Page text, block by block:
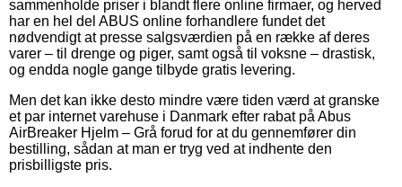
sammenholde priser i blandt flere online firmaer, og herved
har en hel del ABUS online forhandlere fundet det
nødvendigt at presse salgsværdien på en række af deres
varer – til drenge og piger, samt også til voksne – drastisk,
og endda nogle gange tilbyde gratis levering.
Men det kan ikke desto mindre være tiden værd at granske
et par internet varehuse i Danmark efter rabat på Abus
AirBreaker Hjelm – Grå forud for at du gennemfører din
bestilling, sådan at man er tryg ved at indhente den
prisbilligste pris.